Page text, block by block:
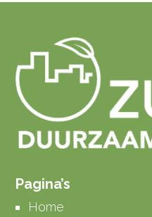
Pagina’s
Home